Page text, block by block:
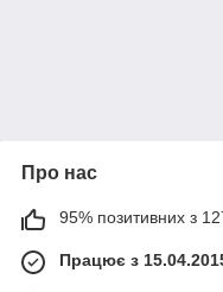
Про нас
95% позитивних з 127
Працює з